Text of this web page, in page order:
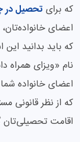
که برای تحصیل در
که باید بدانید
نام «ویزای همراه
اقامت